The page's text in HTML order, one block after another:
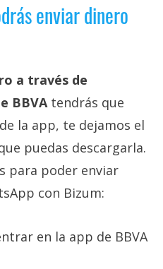
enviar dinero
a través de
BBVAtendrás que
la app, te dejamos el
puedas descargarla.
para poder enviar
con Bizum:
en la app de BBVA